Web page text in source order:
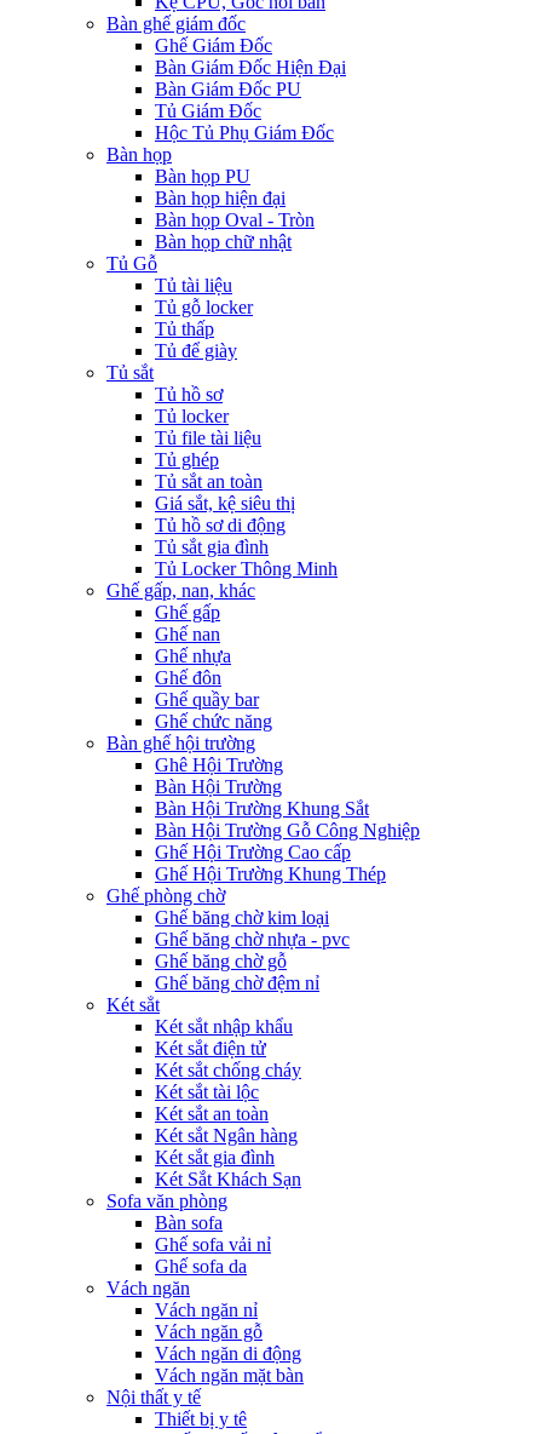
Bàn ghế giám đốc
Ghế Giám Đốc
Bàn Giám Đốc Hiện Đại
Bàn Giám Đốc PU
Tủ Giám Đốc
Hộc Tủ Phụ Giám Đốc
Bàn họp
Bàn họp PU
Bàn họp hiện đại
Bàn họp Oval - Tròn
Bàn họp chữ nhật
Tủ Gỗ
Tủ tài liệu
Tủ gỗ locker
Tủ thấp
Tủ để giày
Tủ sắt
Tủ hồ sơ
Tủ locker
Tủ file tài liệu
Tủ ghép
Tủ sắt an toàn
Giá sắt, kệ siêu thị
Tủ hồ sơ di động
Tủ sắt gia đình
Tủ Locker Thông Minh
Ghế gấp, nan, khác
Ghế gấp
Ghế nan
Ghế nhựa
Ghế đôn
Ghế quầy bar
Ghế chức năng
Bàn ghế hội trường
Ghê Hội Trường
Bàn Hội Trường
Bàn Hội Trường Khung Sắt
Bàn Hội Trường Gỗ Công Nghiệp
Ghế Hội Trường Cao cấp
Ghế Hội Trường Khung Thép
Ghế phòng chờ
Ghế băng chờ kim loại
Ghế băng chờ nhựa - pvc
Ghế băng chờ gỗ
Ghế băng chờ đệm nỉ
Két sẳt
Két sắt nhập khẩu
Két sắt điện tử
Két sắt chống cháy
Két sắt tài lộc
Két sắt an toàn
Két sắt Ngân hàng
Két sắt gia đình
Két Sắt Khách Sạn
Sofa văn phòng
Bàn sofa
Ghế sofa vải nỉ
Ghế sofa da
Vách ngăn
Vách ngăn nỉ
Vách ngăn gỗ
Vách ngăn di động
Vách ngăn mặt bàn
Nội thất y tế
Thiết bị y tê